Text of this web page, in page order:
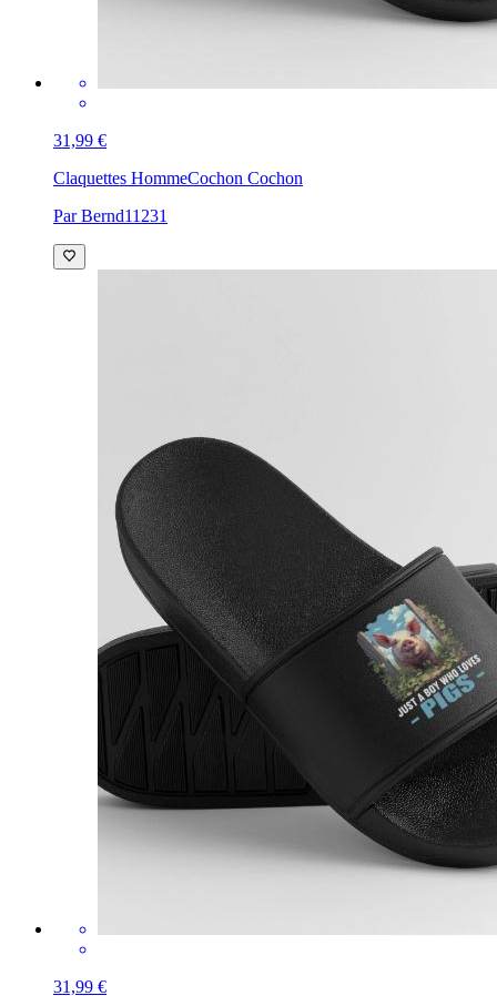
31,99 €
Claquettes HommeCochon Cochon
Par Bernd11231
31,99 €